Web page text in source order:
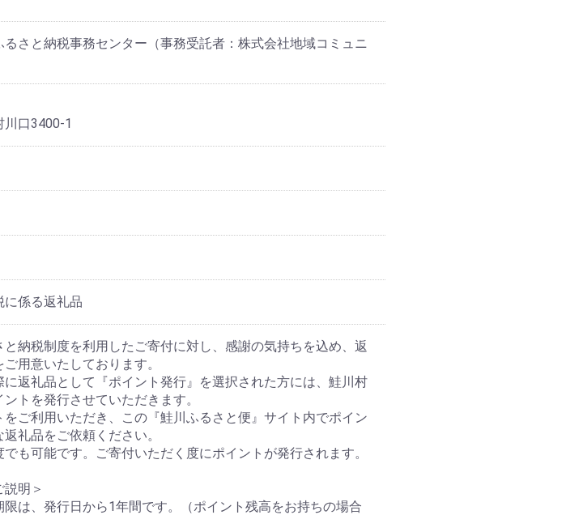
さと納税事務センター（事務受託者：株式会社地域コミュニ
川口3400-1
に係る返礼品
納税制度を利用したご寄付に対し、感謝の気持ちを込め、返
用意いたしております。
返礼品として『ポイント発行』を選択された方には、鮭川村
トを発行させていただきます。
をご利用いただき、この『鮭川ふるさと便』サイト内でポイン
礼品をご依頼ください。
も可能です。ご寄付いただく度にポイントが発行されます。
説明＞
限は、発行日から1年間です。（ポイント残高をお持ちの場合